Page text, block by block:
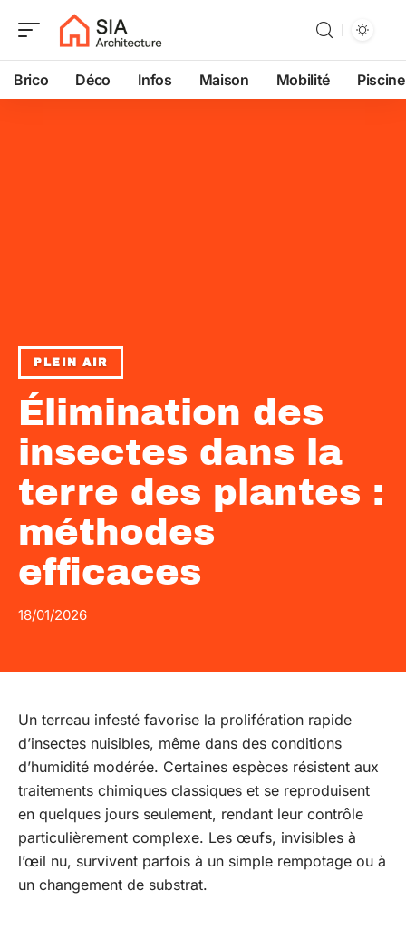
Brico Déco Infos Maison Mobilité Piscine
PLEIN AIR
Élimination des
insectes dans la
terre des plantes :
méthodes
efficaces
18/01/2026
Un terreau infesté favorise la prolifération rapide
d’insectes nuisibles, même dans des conditions
d’humidité modérée. Certaines espèces résistent aux
traitements chimiques classiques et se reproduisent
en quelques jours seulement, rendant leur contrôle
particulièrement complexe. Les œufs, invisibles à
l’œil nu, survivent parfois à un simple rempotage ou à
un changement de substrat.